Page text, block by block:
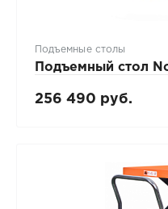
Подъемные столы
Подъемный стол
256 490 руб.